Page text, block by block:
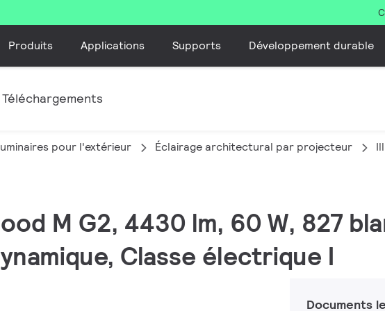
Produits Applications Supports Développement durable
Téléchargements
pour l'extérieur Éclairage architectural par projecteur
M G2, 4430 lm, 60 W, 827
Classe électrique I
Documents